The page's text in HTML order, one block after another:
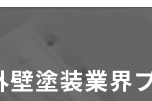
クロス張
塗装業界